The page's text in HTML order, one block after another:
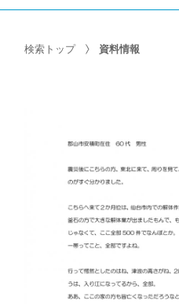
検索トップ 資料情報